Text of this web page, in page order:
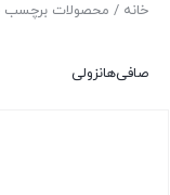
خانه / محصولات برچسب
صافی‌هانزولی